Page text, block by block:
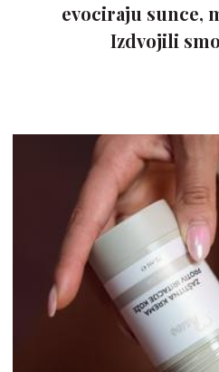
evociraju sunce,
Izdvojili